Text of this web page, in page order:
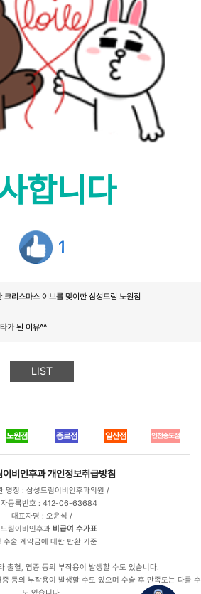
합니다
1
크리스마스 이브를 맞이한 삼성드림 노원점
가 된 이유^^
LIST
노원점 종로점 일산점 인천송도점
이비인후과 개인정보취급방침
명칭 : 삼성드림이비인후과의원 /
자등록번호 : 412-06-63684
대표자명 : 오윤석 /
림이비인후과 비급여 수가표
수술 계약금에 대한 반환 기준
출혈, 염증 등의 부작용이 발생할 수도 있습니다.
등의 부작용이 발생할 수도 있으며 수술 후 만족도는 다를 수